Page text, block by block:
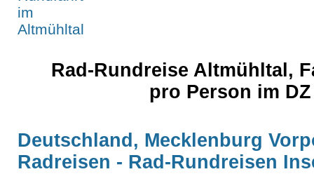
Rad-Rundreise Altmühltal,
pro Person im
Deutschland, Mecklenburg
Radreisen - Rad-Rundreisen